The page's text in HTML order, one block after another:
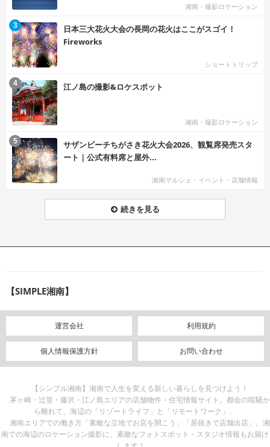
湘南・撮影ロケーション
日本三大花火大会の長岡の花火はここがスゴイ！
Fireworks
ショートトリップ
3
江ノ島の撮影&ロケスポット
湘南・撮影ロケーション
4
サザンビーチちがさき花火大会2026、観覧席発売スタ
ート｜公式有料席と屋外...
湘南マルシェ・イベント・店舗情報
5
続きを見る
【SIMPLE湘南】
運営会社 利用規約
個人情報保護方針 お問い合わせ
【シンプル湘南】湘南で人生を変える新しい暮らしを見つけよう！
茅ヶ崎・辻堂・藤沢・江ノ島エリアの店舗物件・住宅情報サイト。都会の喧騒か
ら離れて、海辺の「リゾートライフ」と「リモートワーク」、
湘南エリアでの働き方「素敵な立地でお店を開こう」「居抜きで店舗出店」。湘
南での海辺のロケーション撮影に、素敵なフォトスポット・スタジオ情報もお届け